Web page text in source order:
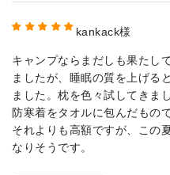
kankack様
キャンプならまだしも果たし
ましたが、睡眠の質を上げる
ました。枕を色々試してきま
防寒着をタオルに包んだもの
それよりも高額ですが、この
なりそうです。